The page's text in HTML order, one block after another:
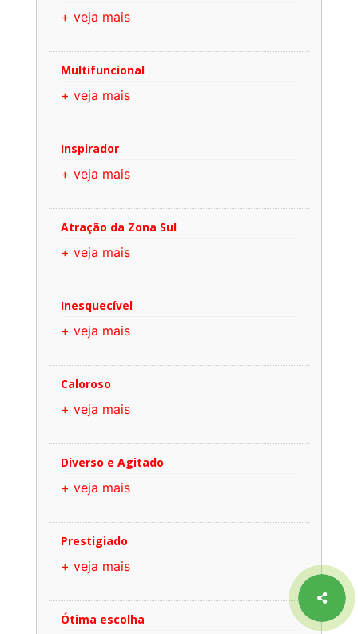
+ veja mais
Multifuncional
+ veja mais
Inspirador
+ veja mais
Atração da Zona Sul
+ veja mais
Inesquecível
+ veja mais
Caloroso
+ veja mais
Diverso e Agitado
+ veja mais
Prestigiado
+ veja mais
Ótima escolha